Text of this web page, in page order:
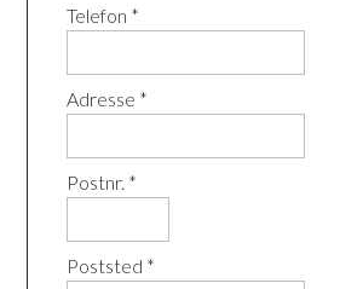
Telefon *
Adresse *
Postnr. *
Poststed *